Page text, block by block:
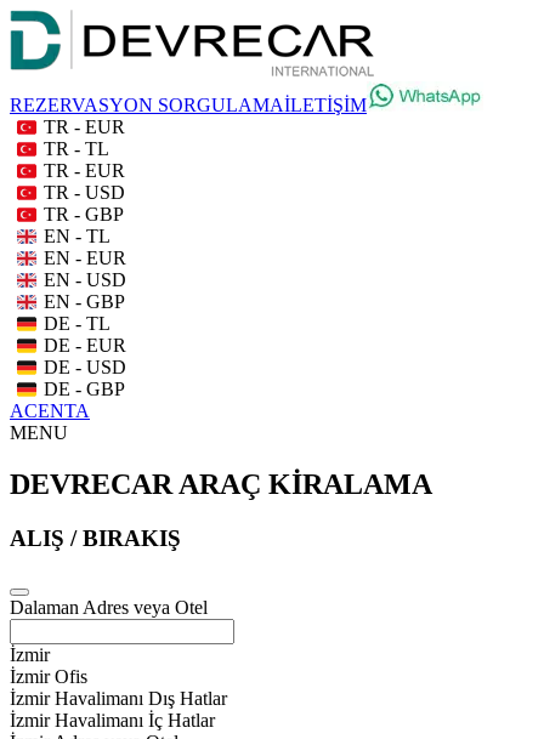
REZERVASYON SORGULAMAİLETİŞİM
TR - EUR
TR - TL
TR - EUR
TR - USD
TR - GBP
EN - TL
EN - EUR
EN - USD
EN - GBP
DE - TL
DE - EUR
DE - USD
DE - GBP
ACENTA
MENU
DEVRECAR ARAÇ KİRALAMA
ALIŞ / BIRAKIŞ
Dalaman Adres veya Otel
İzmir
İzmir Ofis
İzmir Havalimanı Dış Hatlar
İzmir Havalimanı İç Hatlar